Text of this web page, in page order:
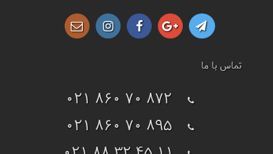
تماس با ما
021 860 70 872
021 860 70 895